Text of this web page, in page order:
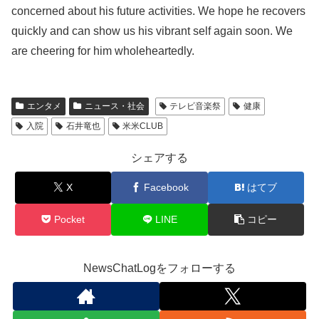
concerned about his future activities. We hope he recovers
quickly and can show us his vibrant self again soon. We
are cheering for him wholeheartedly.
エンタメ ニュース・社会 テレビ音楽祭
健康
入院
石井竜也 米米CLUB
シェアする
X Facebook はてブ
Pocket LINE コピー
NewsChatLogをフォローする